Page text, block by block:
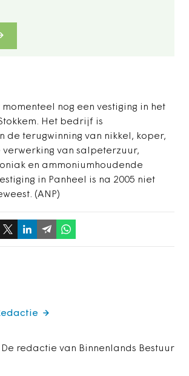
nog een vestiging in het
Het bedrijf is
de terugwinning van nikkel, koper,
van salpeterzuur,
en ammoniumhoudende
in Panheel is na 2005 niet
(ANP)
De redactie van Binnenlands Bestuur